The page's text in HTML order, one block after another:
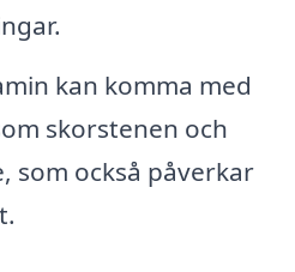
kan komma med
skorstenen och
som också påverkar